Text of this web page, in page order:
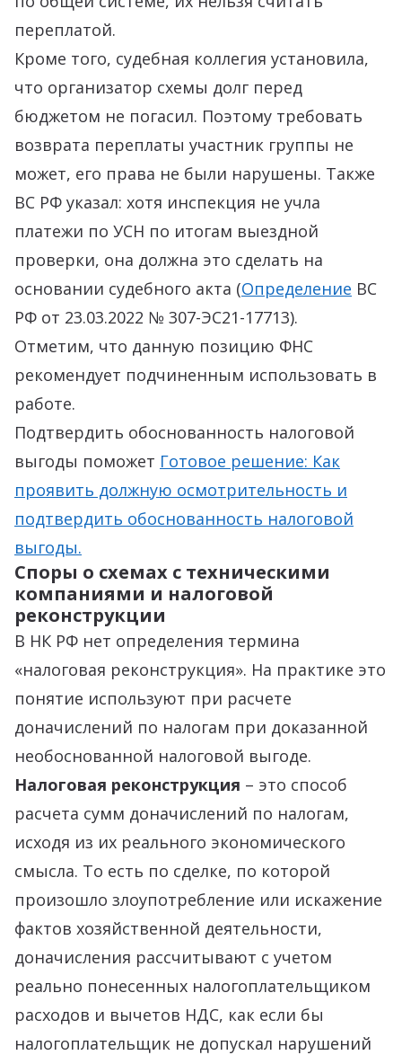
переплатой.
Кроме того, судебная коллегия установила,
что организатор схемы долг перед
бюджетом не погасил. Поэтому требовать
возврата переплаты участник группы не
может, его права не были нарушены. Также
ВС РФ указал: хотя инспекция не учла
платежи по УСН по итогам выездной
проверки, она должна это сделать на
основании судебного акта (Определение ВС
РФ от 23.03.2022 № 307-ЭС21-17713).
Отметим, что данную позицию ФНС
рекомендует подчиненным использовать в
работе.
Подтвердить обоснованность налоговой
выгоды поможет Готовое решение: Как
проявить должную осмотрительность и
подтвердить обоснованность налоговой
выгоды.
Споры о схемах с техническими
компаниями и налоговой
реконструкции
В НК РФ нет определения термина
«налоговая реконструкция». На практике это
понятие используют при расчете
доначислений по налогам при доказанной
необоснованной налоговой выгоде.
Налоговая реконструкция – это способ
расчета сумм доначислений по налогам,
исходя из их реального экономического
смысла. То есть по сделке, по которой
произошло злоупотребление или искажение
фактов хозяйственной деятельности,
доначисления рассчитывают с учетом
реально понесенных налогоплательщиком
расходов и вычетов НДС, как если бы
налогоплательщик не допускал нарушений